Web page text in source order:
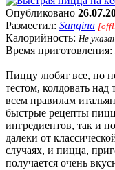
Опубликовано
Разместил: Sangina
Калорийность: Не
Время приготовления:
Пиццу любят все, но
тестом, колдовать
всем правилам
быстрые рецепты
ингредиентов, так и
далеки от
случаях, и пицца,
получается очень